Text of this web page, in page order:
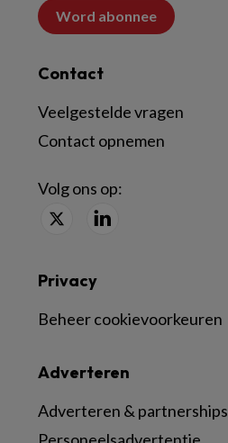
Word abonnee
Contact
Veelgestelde vragen
Contact opnemen
Volg ons op:
Adverteren
Adverteren & partnerships
Privacy
Beheer cookievoorkeuren